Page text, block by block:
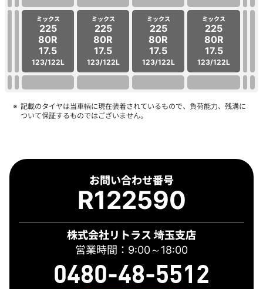
お問い合わせ番号
R122590
株式会社リトラス 埼玉支店
営業時間：9:00～18:00
0480-48-5512
ミックス
225
80R
17.5
123/122L
ミックス
225
80R
17.5
123/122L
ミックス
225
80R
17.5
123/122L
ミックス
225
80R
17.5
123/122L
記載のタイヤは当車輌に現在装着されているもので、負荷能力、残溝に
ついて保証するものではございません。